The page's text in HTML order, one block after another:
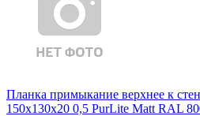
Планка примыкание верхнее к
150х130х20 0,5 PurLite Matt RAL